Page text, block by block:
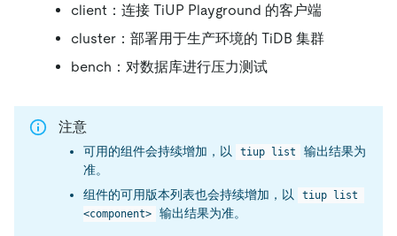
client：连接 TiUP Playground 的客户端
cluster：部署用于生产环境的 TiDB 集群
bench：对数据库进行压力测试
注意
可用的组件会持续增加，以 tiup list
输出结果为
准。
组件的可用版本列表也会持续增加，以
tiup list
<component>
输出结果为准。